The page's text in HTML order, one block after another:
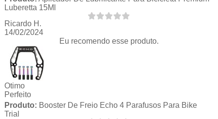
Luberetta 15Ml
Ricardo H.
14/02/2024
Eu recomendo esse produto.
Otimo
Perfeito
Produto: Booster De Freio Echo 4 Parafusos Para Bike
Trial